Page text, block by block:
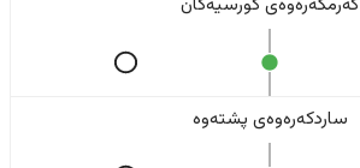
ساردکەرەوەی پشتەوە